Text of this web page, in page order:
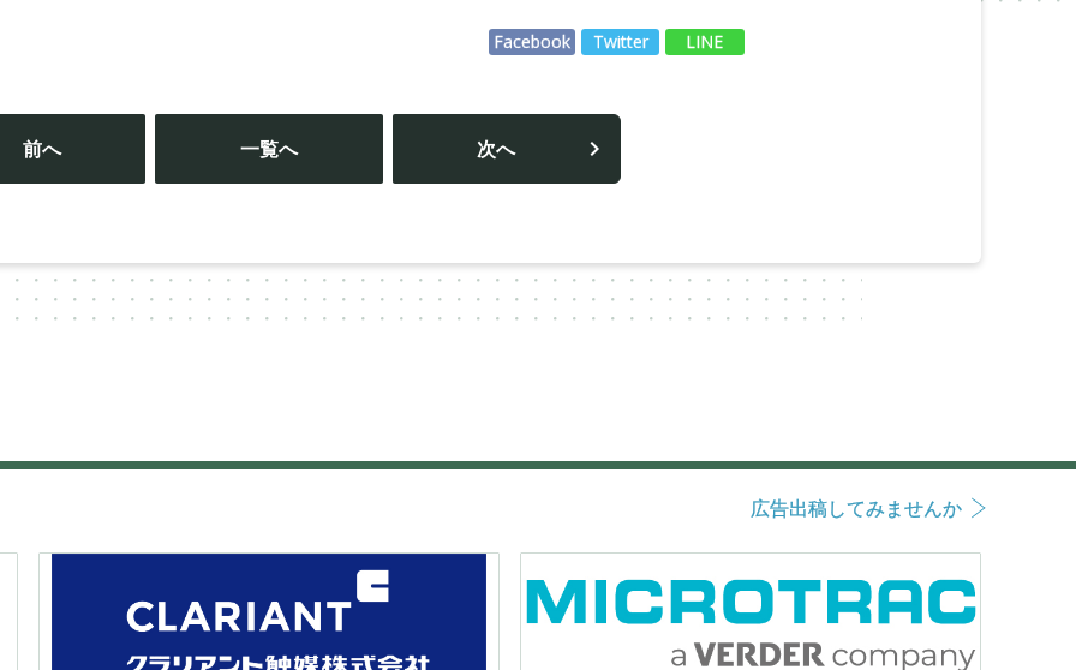
Facebook Twitter LINE
投
稿
ナ
ビ
ョ
ン
前へ 一覧へ 次へ
広告出稿してみませんか